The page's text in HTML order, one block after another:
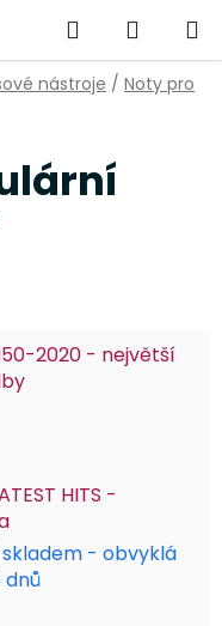
Hledat
KOŠÍK
nástroje / Noty pro
2020 - největší
HITS -
- obvyklá
dnů